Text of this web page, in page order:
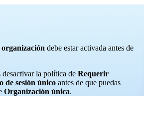
debe estar activada antes de
desactivar la política de Requerir
de sesión único antes de que puedas
Organización única.